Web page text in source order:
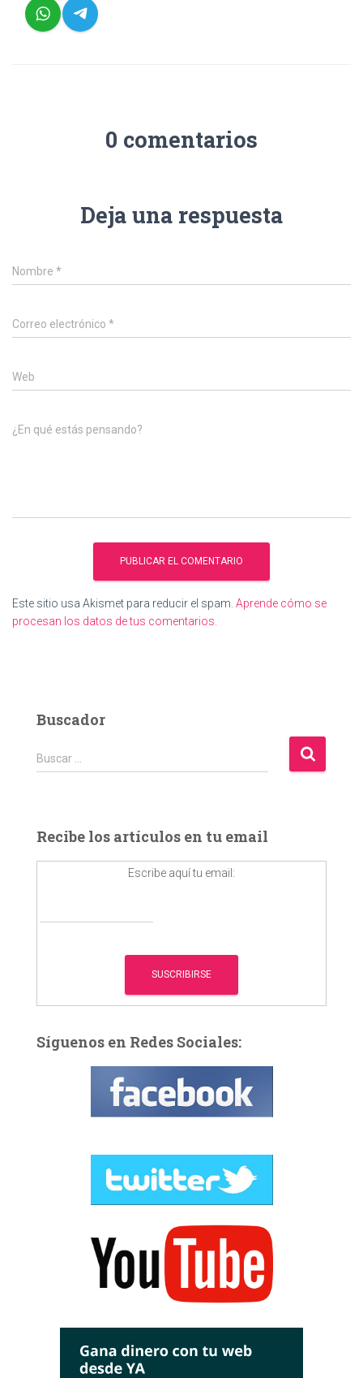
0 comentarios
Deja una respuesta
Nombre *
Correo electrónico *
Web
¿En qué estás pensando?
Este sitio usa Akismet para reducir el spam. Aprende cómo se
procesan los datos de tus comentarios.
Buscador
B
u
r
:
Buscar …
Recibe los artículos en tu email
Escribe aquí tu email:
Síguenos en Redes Sociales: